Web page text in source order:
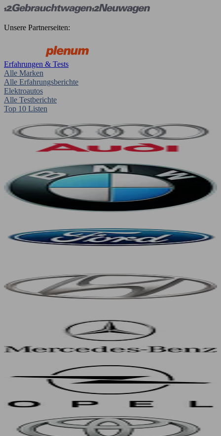
Unsere Partnerseiten:
Erfahrungen & Tests
Alle Marken
Alle Erfahrungsberichte
Elektroautos
Alle Testberichte
Top 10 Listen